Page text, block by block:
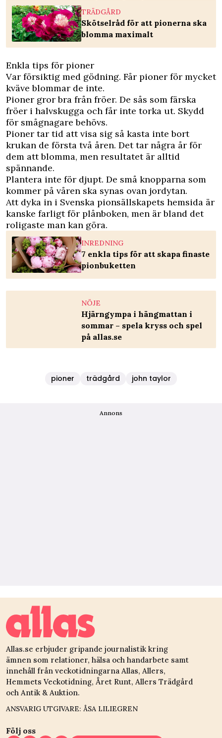
TRÄDGÅRD
Skötselråd för att pionerna ska
blomma maximalt
Enkla tips för pioner
Var försiktig med gödning. Får pioner för mycket
kväve blommar de inte.
Pioner gror bra från fröer. De sås som färska
fröer i halvskugga och får inte torka ut. Skydd
för smågnagare behövs.
Pioner tar tid att visa sig så kasta inte bort
krukan de första två åren. Det tar några år för
dem att blomma, men resultatet är alltid
spännande.
Plantera inte för djupt. De små knopparna som
kommer på våren ska synas ovan jordytan.
Att dyka in i Svenska pionsällskapets hemsida är
kanske farligt för plånboken, men är bland det
roligaste man kan göra.
INREDNING
7 enkla tips för att skapa finaste
pionbuketten
NÖJE
Hjärngympa i hängmattan i
sommar – spela kryss och spel
på allas.se
pioner trädgård john taylor
Annons
Allas.se erbjuder gripande journalistik kring
ämnen som relationer, hälsa och handarbete samt
innehåll från veckotidningarna Allas, Allers,
Hemmets Veckotidning, Året Runt, Allers Trädgård
och Antik & Auktion.
ANSVARIG UTGIVARE: ÅSA LILIEGREN
Följ oss